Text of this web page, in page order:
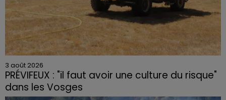
3 août 2026
PRÉVIFEUX : "il faut avoir une culture du risque"
dans les Vosges